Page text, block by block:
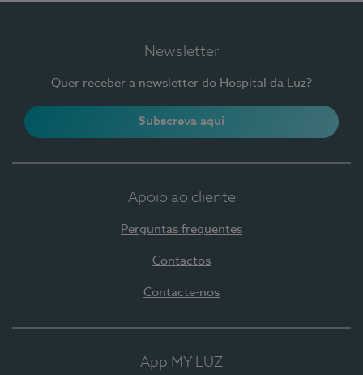
Newsletter
Quer receber a newsletter do Hospital da Luz?
Subscreva aqui
Apoio ao cliente
Perguntas frequentes
Contactos
Contacte-nos
App MY LUZ